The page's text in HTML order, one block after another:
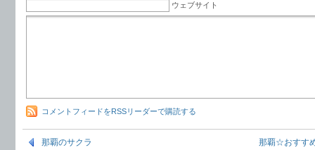
ウェブサイト
コメントフィードをRSSリーダーで購読する
那覇のサクラ 那覇☆おすす